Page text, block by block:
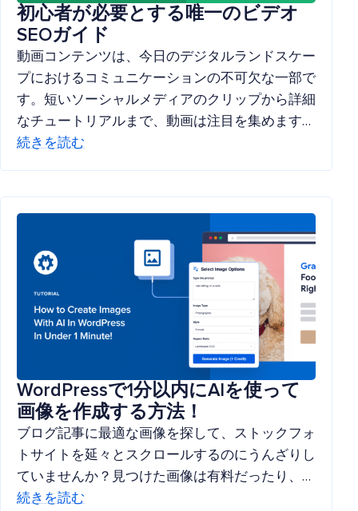
初心者が必要とする唯一のビデオ
SEOガイド
動画コンテンツは、今日のデジタルランドスケー
プにおけるコミュニケーションの不可欠な一部で
す。短いソーシャルメディアのクリップから詳細
なチュートリアルまで、動画は注目を集めます…
続きを読む
WordPressで1分以内にAIを使って
画像を作成する方法！
ブログ記事に最適な画像を探して、ストックフォ
トサイトを延々とスクロールするのにうんざりし
ていませんか？見つけた画像は有料だったり、…
続きを読む